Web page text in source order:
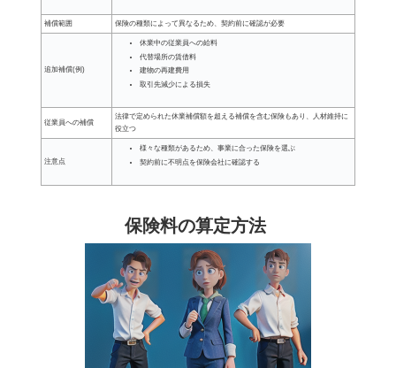
補償範囲 保険の種類によって異なるため、契約前に確認が必要
追加補償(例)
休業中の従業員への給料
代替場所の賃借料
建物の再建費用
取引先減少による損失
従業員への補償
法律で定められた休業補償額を超える補償を含む保険もあり、人材維持に
役立つ
注意点
様々な種類があるため、事業に合った保険を選ぶ
契約前に不明点を保険会社に確認する
保険料の算定方法